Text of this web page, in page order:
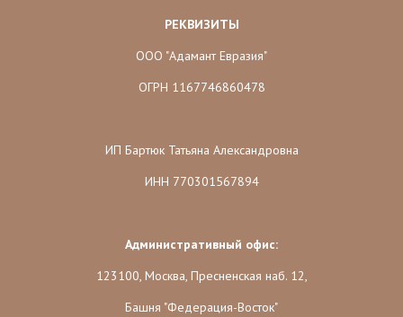
РЕКВИЗИТЫ
ООО "Адамант Евразия"
ОГРН 1167746860478
ИП Бартюк Татьяна Александровна
ИНН 770301567894
Административный офис:
123100, Москва, Пресненская наб. 12,
Башня "Федерация-Восток"